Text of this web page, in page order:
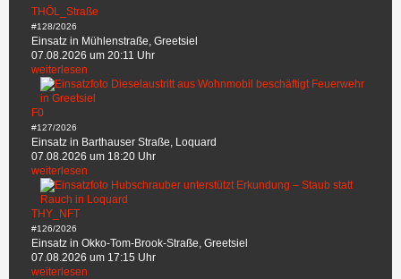
THÖL_Straße
#128/2026
Einsatz in Mühlenstraße, Greetsiel
07.08.2026 um 20:11 Uhr
weiterlesen
F0
#127/2026
Einsatz in Barthauser Straße, Loquard
07.08.2026 um 18:20 Uhr
weiterlesen
THY_NFT
#126/2026
Einsatz in Okko-Tom-Brook-Straße, Greetsiel
07.08.2026 um 17:15 Uhr
weiterlesen